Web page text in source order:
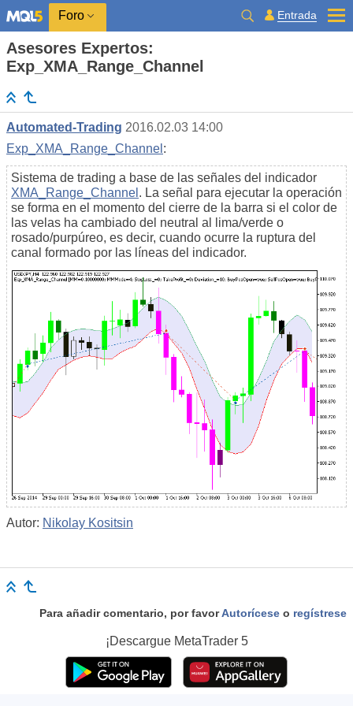
Foro Entrada
Asesores Expertos:
Exp_XMA_Range_Channel
Automated-Trading 2016.02.03 14:00
Exp_XMA_Range_Channel :
Sistema de trading a base de las señales del indicador
XMA_Range_Channel . La señal para ejecutar la operación
se forma en el momento del cierre de la barra si el color de
las velas ha cambiado del neutral al lima/verde o
rosado/purpúreo, es decir, cuando ocurre la ruptura del
canal formado por las líneas del indicador.
Autor: Nikolay Kositsin
Para añadir comentario, por favorAutorícese o regístrese
¡Descargue MetaTrader 5